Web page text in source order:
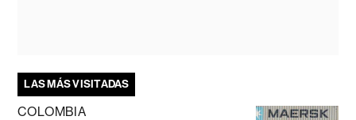
LAS MÁS VISITADAS
COLOMBIA